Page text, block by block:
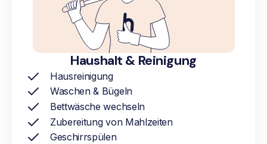
Haushalt & Reinigung
Hausreinigung
Waschen & Bügeln
Bettwäsche wechseln
Zubereitung von Mahlzeiten
Geschirrspülen